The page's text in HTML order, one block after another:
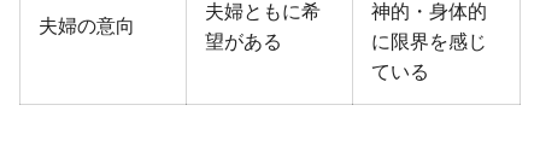
夫婦の意向
夫婦ともに希
望がある
神的・身体的
に限界を感じ
ている